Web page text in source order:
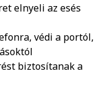
elnyeli az esés
védi a portól,
biztosítanak a